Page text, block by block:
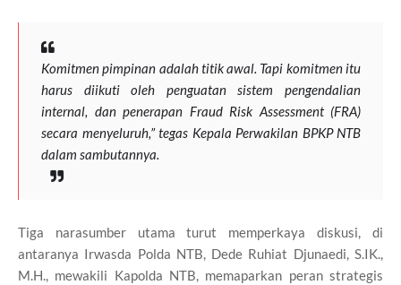
Komitmen pimpinan adalah titik awal. Tapi komitmen itu
harus diikuti oleh penguatan sistem pengendalian
internal, dan penerapan Fraud Risk Assessment (FRA)
secara menyeluruh,” tegas Kepala Perwakilan BPKP NTB
dalam sambutannya.
Tiga narasumber utama turut memperkaya diskusi, di
antaranya Irwasda Polda NTB, Dede Ruhiat Djunaedi, S.IK.,
M.H., mewakili Kapolda NTB, memaparkan peran strategis